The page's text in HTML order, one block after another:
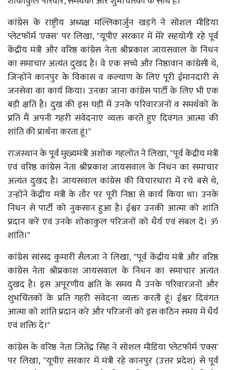
कांग्रेस के राष्ट्रीय अध्यक्ष मल्लिकार्जुन खड़गे ने सोशल मीडिया
प्लेटफॉर्म 'एक्स' पर लिखा, "यूपीए सरकार में मेरे सहयोगी रहे पूर्व
केंद्रीय मंत्री और वरिष्ठ कांग्रेस नेता श्रीप्रकाश जायसवाल के निधन
का समाचार अत्यंत दुखद है। वे एक सच्चे और निष्ठावान कांग्रेसी थे,
जिन्होंने कानपुर के विकास व कल्याण के लिए पूरी ईमानदारी से
जनसेवा का कार्य किया। उनका जाना कांग्रेस पार्टी के लिए भी एक
बड़ी क्षति है। दुख की इस घड़ी में उनके परिवारजनों व समर्थकों के
प्रति मैं अपनी गहरी संवेदनाएं व्यक्त करते हुए दिवंगत आत्मा की
शांति की प्रार्थना करता हूं।"
राजस्थान के पूर्व मुख्यमंत्री अशोक गहलोत ने लिखा, "पूर्व केंद्रीय मंत्री
एवं वरिष्ठ कांग्रेस नेता श्रीप्रकाश जायसवाल के निधन का समाचार
अत्यंत दुखद है। जायसवाल कांग्रेस की विचारधारा में रचे बसे थे,
उन्होंने केंद्रीय मंत्री के तौर पर पूरी निष्ठा से कार्य किया था। उनके
निधन से पार्टी को नुकसान हुआ है। ईश्वर उनकी आत्मा को शांति
प्रदान करें एवं उनके शोकाकुल परिजनों को धैर्य एवं संबल दें। ॐ
शांति।"
कांग्रेस सांसद कुमारी सैलजा ने लिखा, "पूर्व केंद्रीय मंत्री और वरिष्ठ
कांग्रेस नेता श्रीप्रकाश जायसवाल के निधन का समाचार अत्यंत
दुखद है। इस अपूरणीय क्षति के समय मैं उनके परिवारजनों और
शुभचिंतकों के प्रति गहरी संवेदना व्यक्त करती हूं। ईश्वर दिवंगत
आत्मा को शांति प्रदान करे और परिजनों को इस कठिन समय में धैर्य
एवं शक्ति दे।"
कांग्रेस के वरिष्ठ नेता जितेंद्र सिंह ने सोशल मीडिया प्लेटफॉर्म 'एक्स'
पर लिखा, "यूपीए सरकार में मंत्री रहे कानपुर (उत्तर प्रदेश) से पूर्व